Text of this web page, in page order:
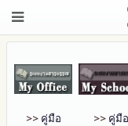
>> คู่มือ
>> คู่มือ